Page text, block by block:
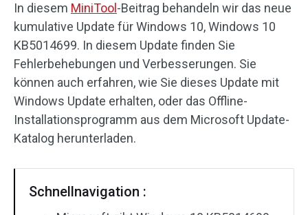
In diesem MiniTool -Beitrag behandeln wir das neue
kumulative Update für Windows 10, Windows 10
KB5014699. In diesem Update finden Sie
Fehlerbehebungen und Verbesserungen. Sie
können auch erfahren, wie Sie dieses Update mit
Windows Update erhalten, oder das Offline-
Installationsprogramm aus dem Microsoft Update-
Katalog herunterladen.
Schnellnavigation :